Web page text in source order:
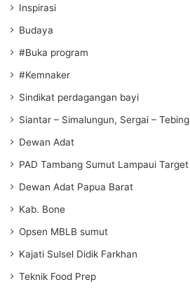
Inspirasi
Budaya
#Buka program
#Kemnaker
Sindikat perdagangan bayi
Siantar – Simalungun, Sergai – Tebing
Dewan Adat
PAD Tambang Sumut Lampaui Target
Dewan Adat Papua Barat
Kab. Bone
Opsen MBLB sumut
Kajati Sulsel Didik Farkhan
Teknik Food Prep